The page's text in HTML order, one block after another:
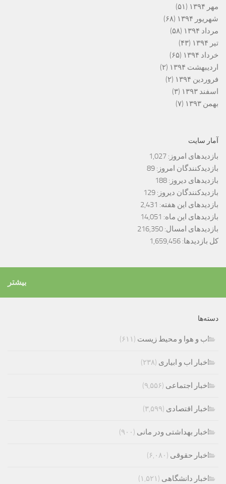
مهر ۱۳۹۴
(۵۱)
شهریور ۱۳۹۴
(۶۸)
مرداد ۱۳۹۴
(۵۸)
تیر ۱۳۹۴
(۴۳)
خرداد ۱۳۹۴
(۶۵)
اردیبهشت ۱۳۹۴
(۲)
فروردین ۱۳۹۴
(۲)
اسفند ۱۳۹۳
(۳)
بهمن ۱۳۹۳
(۷)
آمار سایت
بازدیدهای امروز: 1,027
بازدیدکنندگان امروز: 89
بازدیدهای دیروز: 188
بازدیدکنندگان دیروز: 129
بازدیدهای این هفته: 2,431
بازدیدهای این ماه: 14,051
بازدیدهای امسال: 216,350
کل بازدیدها: 1,659,456
بیشتر
دسته‌ها
اب و هوا و محیط زیست (۶۱۱)
اخبار اب و ابیاری (۲۳۸)
اخبار اجتماعی (۹,۵۵۶)
اخبار اقتصادی (۳,۵۹۹)
اخبار بهداشتی ودر مانی (۹۰۰)
اخبار حقوقی (۶,۰۸۰)
اخبار دانشگاهی (۱,۵۲۱)